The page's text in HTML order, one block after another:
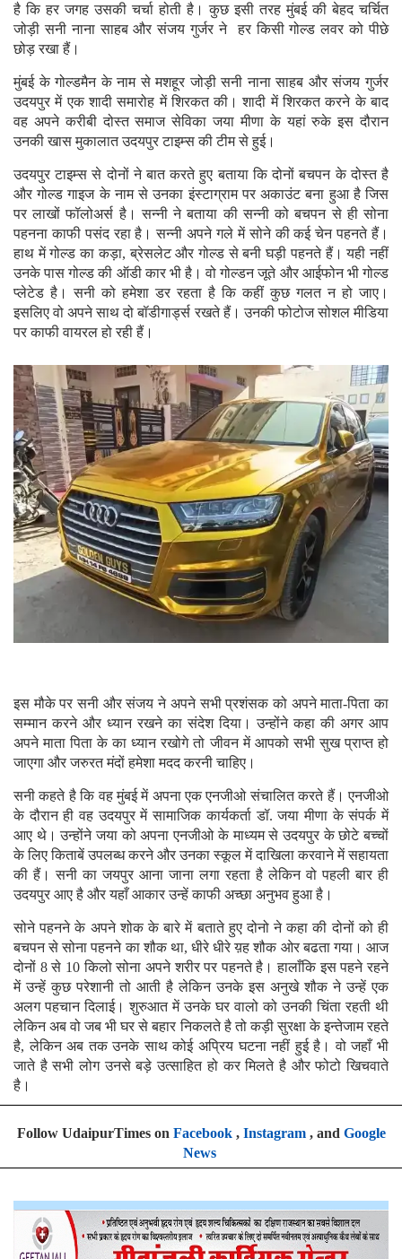
है कि हर जगह उसकी चर्चा होती है। कुछ इसी तरह मुंबई की बेहद चर्चित
जोड़ी सनी नाना साहब और संजय गुर्जर ने हर किसी गोल्ड लवर को पीछे
छोड़ रखा हैं।
मुंबई के गोल्डमैन के नाम से मशहूर जोड़ी सनी नाना साहब और संजय गुर्जर
उदयपुर में एक शादी समारोह में शिरकत की। शादी में शिरकत करने के बाद
वह अपने करीबी दोस्त समाज सेविका जया मीणा के यहां रुके इस दौरान
उनकी खास मुकालात उदयपुर टाइम्स की टीम से हुई।
उदयपुर टाइम्स से दोनों ने बात करते हुए बताया कि दोनों बचपन के दोस्त है
और गोल्ड गाइज के नाम से उनका इंस्टाग्राम पर अकाउंट बना हुआ है जिस
पर लाखों फॉलोअर्स है। सन्नी ने बताया की सन्नी को बचपन से ही सोना
पहनना काफी पसंद रहा है। सन्नी अपने गले में सोने की कई चेन पहनते हैं।
हाथ में गोल्ड का कड़ा, ब्रेसलेट और गोल्ड से बनी घड़ी पहनते हैं। यही नहीं
उनके पास गोल्ड की ऑडी कार भी है। वो गोल्डन जूते और आईफोन भी गोल्ड
प्लेटेड है। सनी को हमेशा डर रहता है कि कहीं कुछ गलत न हो जाए।
इसलिए वो अपने साथ दो बॉडीगार्ड्स रखते हैं। उनकी फोटोज सोशल मीडिया
पर काफी वायरल हो रही हैं।
इस मौके पर सनी और संजय ने अपने सभी प्रशंसक को अपने माता-पिता का
सम्मान करने और ध्यान रखने का संदेश दिया। उन्होंने कहा की अगर आप
अपने माता पिता के का ध्यान रखोगे तो जीवन में आपको सभी सुख प्राप्त हो
जाएगा और जरुरत मंदों हमेशा मदद करनी चाहिए।
सनी कहते है कि वह मुंबई में अपना एक एनजीओ संचालित करते हैं। एनजीओ
के दौरान ही वह उदयपुर में सामाजिक कार्यकर्ता डॉ. जया मीणा के संपर्क में
आए थे। उन्होंने जया को अपना एनजीओ के माध्यम से उदयपुर के छोटे बच्चों
के लिए किताबें उपलब्ध करने और उनका स्कूल में दाखिला करवाने में सहायता
की हैं। सनी का जयपुर आना जाना लगा रहता है लेकिन वो पहली बार ही
उदयपुर आए है और यहाँ आकार उन्हें काफी अच्छा अनुभव हुआ है।
सोने पहनने के अपने शोक के बारे में बताते हुए दोनो ने कहा की दोनों को ही
बचपन से सोना पहनने का शौक था, धीरे धीरे य़ह शौक ओर बढता गया। आज
दोनों 8 से 10 किलो सोना अपने शरीर पर पहनते है। हालाँकि इस पहने रहने
में उन्हें कुछ परेशानी तो आती है लेकिन उनके इस अनुखे शौक ने उन्हें एक
अलग पहचान दिलाई। शुरुआत में उनके घर वालो को उनकी चिंता रहती थी
लेकिन अब वो जब भी घर से बहार निकलते है तो कड़ी सुरक्षा के इन्तेजाम रहते
है, लेकिन अब तक उनके साथ कोई अप्रिय घटना नहीं हुई है। वो जहाँ भी
जाते है सभी लोग उनसे बड़े उत्साहित हो कर मिलते है और फोटो खिचवाते
है।
Follow UdaipurTimes on Facebook, Instagram, and Google
News